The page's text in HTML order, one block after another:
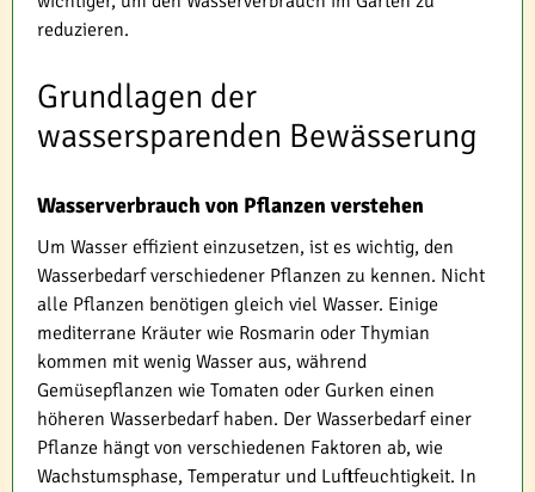
reduzieren.
Grundlagen der
wassersparenden Bewässerung
Wasserverbrauch von Pflanzen verstehen
Um Wasser effizient einzusetzen, ist es wichtig, den
Wasserbedarf verschiedener Pflanzen zu kennen. Nicht
alle Pflanzen benötigen gleich viel Wasser. Einige
mediterrane Kräuter wie Rosmarin oder Thymian
kommen mit wenig Wasser aus, während
Gemüsepflanzen wie Tomaten oder Gurken einen
höheren Wasserbedarf haben. Der Wasserbedarf einer
Pflanze hängt von verschiedenen Faktoren ab, wie
Wachstumsphase, Temperatur und Luftfeuchtigkeit. In